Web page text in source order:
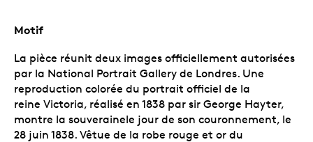
Motif
La pièce réunit deux images officiellement autorisées
par la National Portrait Gallery de Londres. Une
reproduction colorée du portrait officiel de la
reine Victoria, réalisé en 1838 par sir George Hayter,
montre la souverainele jour de son couronnement, le
28 juin 1838. Vêtue de la robe rouge et or du